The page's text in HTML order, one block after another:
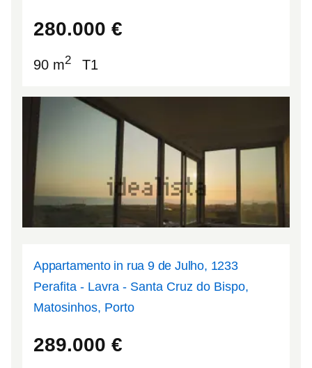
280.000 €
90 m2 T1
Appartamento in rua 9 de Julho, 1233
Perafita - Lavra - Santa Cruz do Bispo,
Matosinhos, Porto
289.000 €